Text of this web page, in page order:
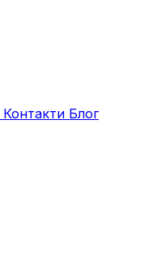
Контакти Блог